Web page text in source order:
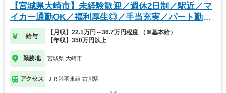
【宮城県大崎市】未経験歓迎／週休2日制／駅近／マ
イカー通勤OK／福利厚生◎／手当充実／パート勤務
可能
給与
【月収】22.1万円～36.7万円程度 （※基本給）
【年収】350万円以上
勤務地 宮城県 大崎市
アクセス ＪＲ陸羽東線 古川駅